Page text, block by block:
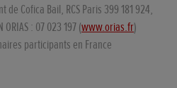
Cofica Bail, RCS Paris 399 181 924,
: 07 023 197 (www.orias.fr)
participants en France